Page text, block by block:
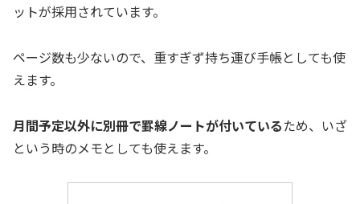
ットが採用されています。
ページ数も少ないので、重すぎず持ち運び手帳としても使
えます。
月間予定以外に別冊で罫線ノートが付いているため、いざ
という時のメモとしても使えます。